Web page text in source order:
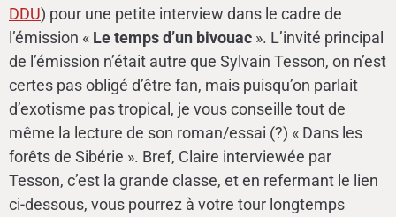
DDU) pour une petite interview dans le cadre de
l’émission « Le temps d’un bivouac ». L’invité principal
de l’émission n’était autre que Sylvain Tesson, on n’est
certes pas obligé d’être fan, mais puisqu’on parlait
d’exotisme pas tropical, je vous conseille tout de
même la lecture de son roman/essai (?) « Dans les
forêts de Sibérie ». Bref, Claire interviewée par
Tesson, c’est la grande classe, et en refermant le lien
ci-dessous, vous pourrez à votre tour longtemps